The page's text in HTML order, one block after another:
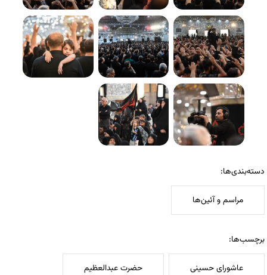
دسته‌بندی‌ها:
مراسم و آئین‌ها
برچسب‌ها:
عاشورای حسینی حضرت عبدالعظیم